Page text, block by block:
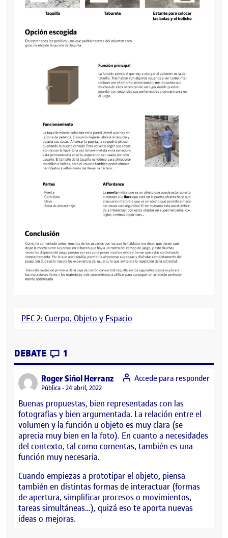
PEC 2: Cuerpo, Objeto y Espacio
DEBATE CONTRIBUTIONS
1
Roger Siñol Herranzsays:
Visibilidad:
Pública 24 abril, 2022
Buenas propuestas, bien representadas con las
fotografías y bien argumentada. La relación entre el
volumen y la función u objeto es muy clara (se
aprecia muy bien en la foto). En cuanto a necesidades
del contexto, tal como comentas, también es una
función muy necesaria.
Cuando empiezas a prototipar el objeto, piensa
también en distintas formas de interactuar (formas
de apertura, simplificar procesos o movimientos,
tareas simultáneas…), quizá eso te aporta nuevas
ideas o mejoras.
Accede para responder